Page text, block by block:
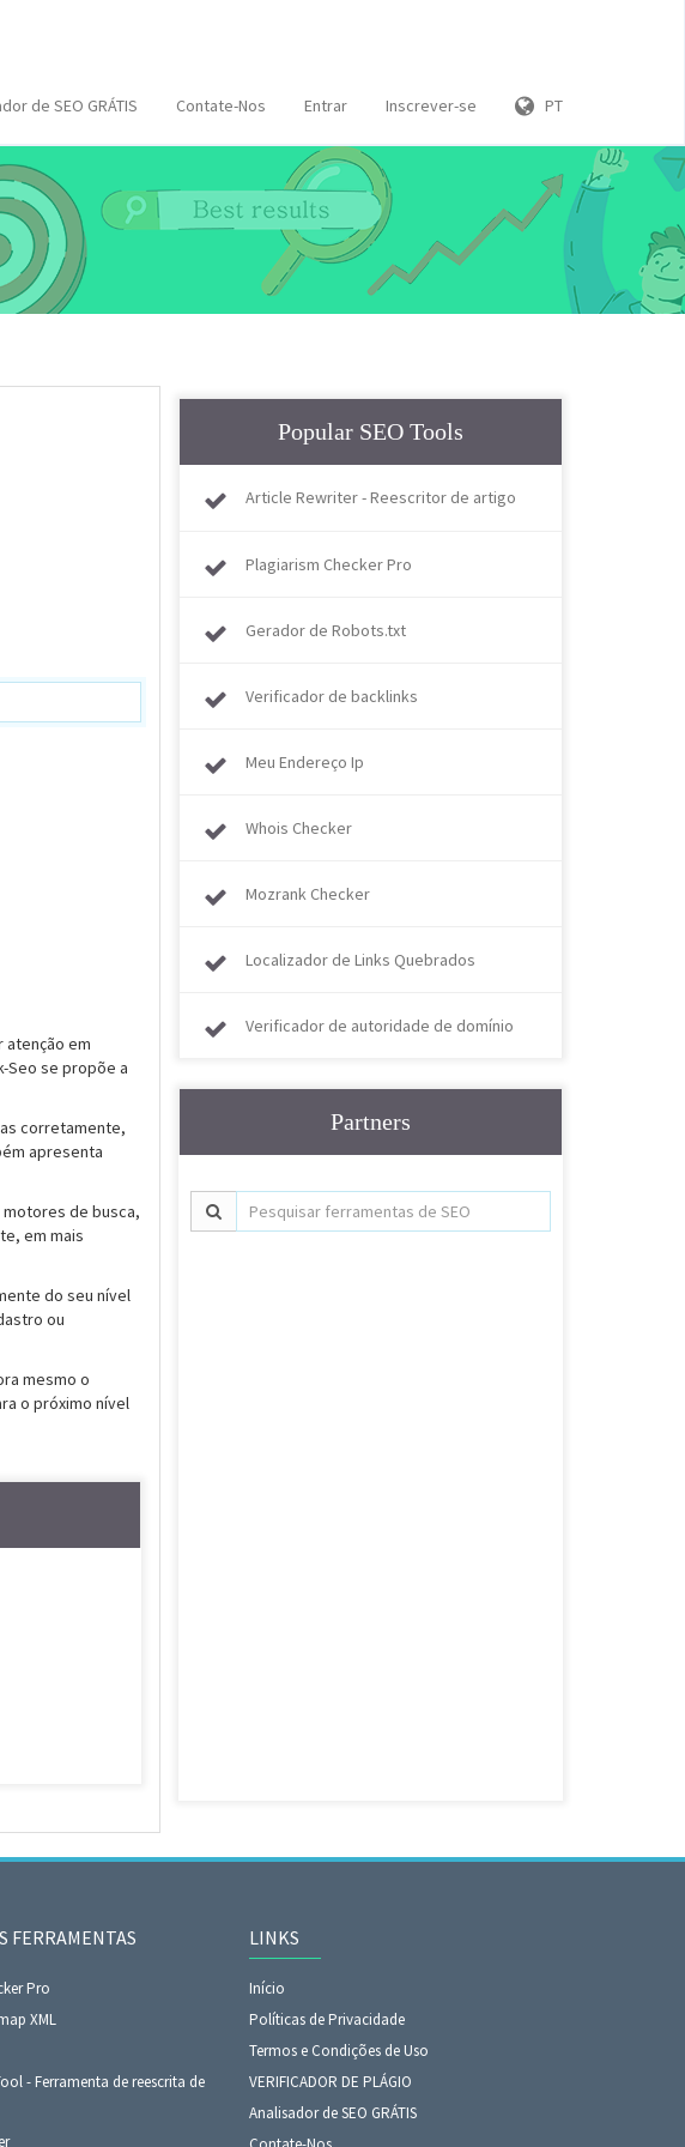
de SEO GRÁTIS Contate-Nos Entrar Inscrever-se PT
em
Seo se propõe a
corretamente,
apresenta
motores de busca,
em mais
do seu nível
ou
mesmo o
o próximo nível
Popular SEO Tools
Article Rewriter - Reescritor de artigo
Plagiarism Checker Pro
Gerador de Robots.txt
Verificador de backlinks
Meu Endereço Ip
Whois Checker
Mozrank Checker
Localizador de Links Quebrados
Verificador de autoridade de domínio
Partners
FERRAMENTAS
Pro
XML
- Ferramenta de reescrita de
LINKS
Início
Políticas de Privacidade
Termos e Condições de Uso
VERIFICADOR DE PLÁGIO
Analisador de SEO GRÁTIS